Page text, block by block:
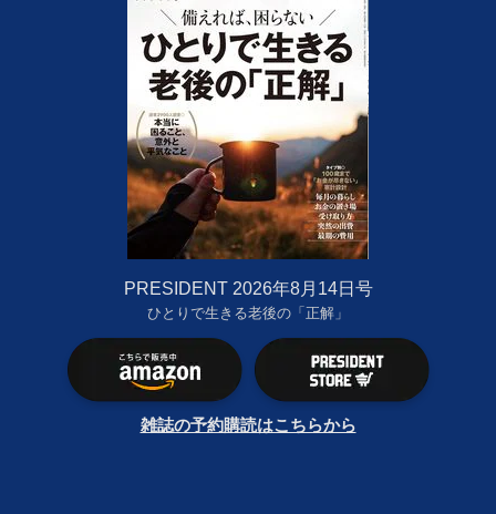
PRESIDENT 2026年8月14日号
ひとりで生きる老後の「正解」
雑誌の予約購読はこちらから